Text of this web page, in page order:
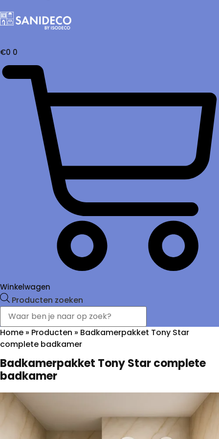
€0 0
Winkelwagen
Producten zoeken
Home » Producten » Badkamerpakket Tony Star
complete badkamer
Badkamerpakket Tony Star complete
badkamer